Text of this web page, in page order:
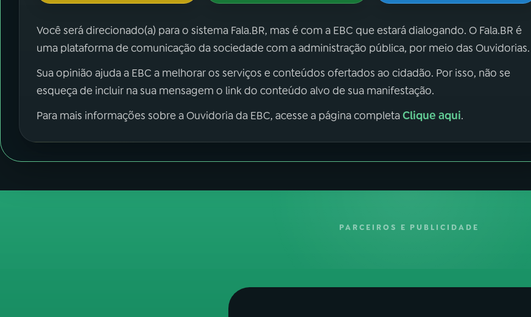
Você será direcionado(a) para o sistema Fala.BR, mas é com a EBC que estará dialogando. O Fala.BR é
uma plataforma de comunicação da sociedade com a administração pública, por meio das Ouvidorias.
Sua opinião ajuda a EBC a melhorar os serviços e conteúdos ofertados ao cidadão. Por isso, não se
esqueça de incluir na sua mensagem o link do conteúdo alvo de sua manifestação.
Para mais informações sobre a Ouvidoria da EBC, acesse a página completaClique aqui.
PARCEIROS E PUBLICIDADE